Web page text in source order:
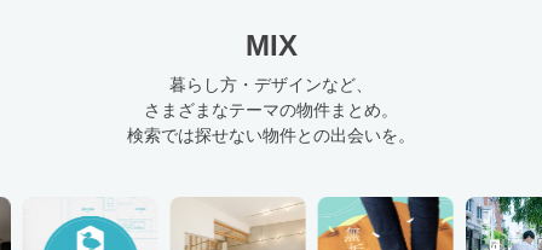
MIX
暮らし方・デザインなど、
さまざまなテーマの物件まとめ。
検索では探せない物件との出会いを。